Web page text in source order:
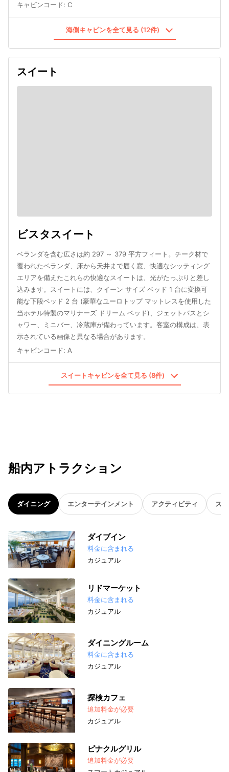
キャビンコード: C
海側キャビンを全て見る (12件)
スイート
ビスタスイート
ベランダを含む広さは約 297 ～ 379 平方フィート。チーク材で
覆われたベランダ、床から天井まで届く窓、快適なシッティング
エリアを備えたこれらの快適なスイートは、光がたっぷりと差し
込みます。スイートには、クイーン サイズ ベッド 1 台に変換可
能な下段ベッド 2 台 (豪華なユーロトップ マットレスを使用した
当ホテル特製のマリナーズ ドリーム ベッド)、ジェットバスとシ
ャワー、ミニバー、冷蔵庫が備わっています。客室の構成は、表
示されている画像と異なる場合があります。
キャビンコード: A
スイートキャビンを全て見る (8件)
船内アトラクション
ダイニング エンターテインメント アクティビティ ス
ダイブイン
料金に含まれる
カジュアル
リドマーケット
料金に含まれる
カジュアル
ダイニングルーム
料金に含まれる
カジュアル
探検カフェ
追加料金が必要
カジュアル
ピナクルグリル
追加料金が必要